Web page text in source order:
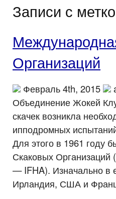
Записи с
Организаций
Февраль 4th, 2015
Объединение Жокей
скачек возникла
ипподромных
Для этого в 1961 году
Скаковых Организаций
— IFHA). Изначально в
Ирландия, США и